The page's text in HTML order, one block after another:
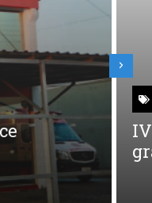
o legado de
gaúcha